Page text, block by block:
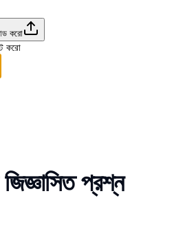
করো
করো
প্রশ্ন